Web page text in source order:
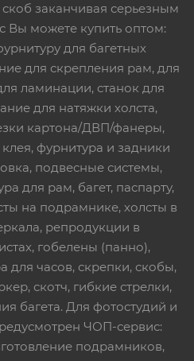
заканчивая серьезным
Вы можете купить оптом:
для багетных
для скрепления рам, для
ламинации, станок для
для натяжки холста,
картона/ДВП/фанеры,
фурнитура и задники
подвесные системы,
для рам, багет, паспарту,
на подрамнике, холсты в
репродукции в
гобелены (панно),
для часов, скрепки, скобы,
скотч, гибкие стрелки,
багета. Для фотостудий и
ЧОП-сервис:
подрамников,